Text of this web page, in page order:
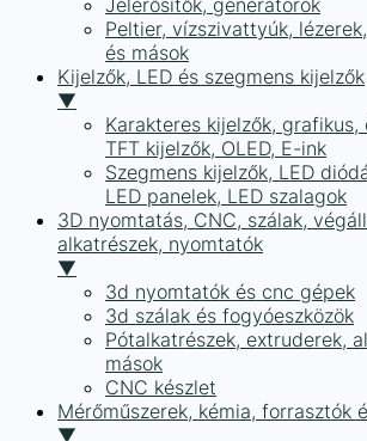
Jelerősítők, generátorok
Peltier, vízszivattyúk,
és mások
Kijelzők, LED és szegmens kijelzők
▼
Karakteres kijelzők, grafikus,
TFT kijelzők, OLED, E-ink
Szegmens kijelzők, LED
LED panelek, LED szalagok
3D nyomtatás, CNC, szálak,
alkatrészek, nyomtatók
▼
3d nyomtatók és cnc gépek
3d szálak és fogyóeszközök
Pótalkatrészek, extruderek,
mások
CNC készlet
Mérőműszerek, kémia, forrasztók
▼